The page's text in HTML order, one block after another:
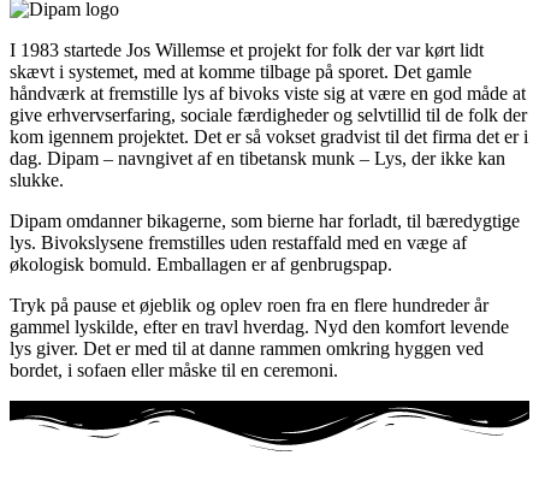
I 1983 startede Jos Willemse et projekt for folk der var kørt lidt
skævt i systemet, med at komme tilbage på sporet. Det gamle
håndværk at fremstille lys af bivoks viste sig at være en god måde at
give erhvervserfaring, sociale færdigheder og selvtillid til de folk der
kom igennem projektet. Det er så vokset gradvist til det firma det er i
dag. Dipam – navngivet af en tibetansk munk – Lys, der ikke kan
slukke.
Dipam omdanner bikagerne, som bierne har forladt, til bæredygtige
lys. Bivokslysene fremstilles uden restaffald med en væge af
økologisk bomuld. Emballagen er af genbrugspap.
Tryk på pause et øjeblik og oplev roen fra en flere hundreder år
gammel lyskilde, efter en travl hverdag. Nyd den komfort levende
lys giver. Det er med til at danne rammen omkring hyggen ved
bordet, i sofaen eller måske til en ceremoni.